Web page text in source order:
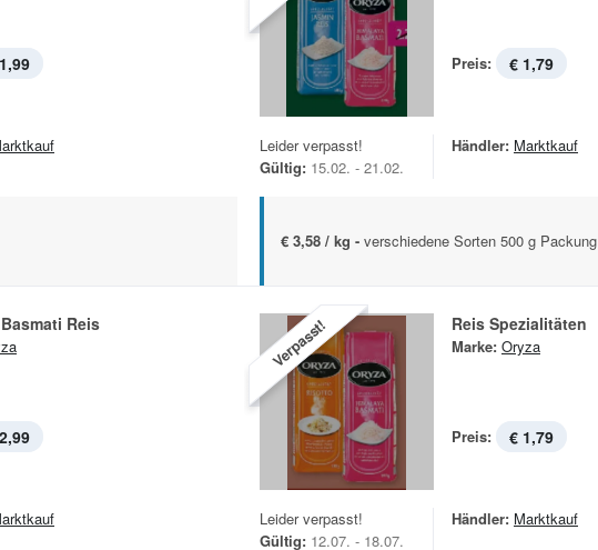
Preis: € 1,79
Leider verpasst!
Gültig: 15.02. - 21.02.
Händler: Marktkauf
€ 3,58 / kg - verschiedene Sorten 500 g Packung
Reis Verpasst! Reis Spezialitäten
Marke: Oryza
Preis: € 1,79
Leider verpasst!
Gültig: 12.07. - 18.07.
Händler: Marktkauf